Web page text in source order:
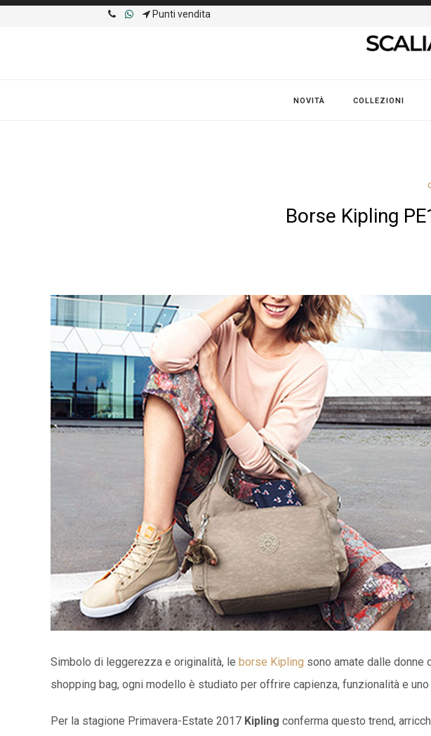
Punti vendita
NOVITÀ COLLEZIONI
Borse Kipling
Simbolo di leggerezza e originalità, le borse Kipling sono amate dalle donne
shopping bag, ogni modello è studiato per offrire capienza, funzionalità e
Per la stagione Primavera-Estate 2017 Kipling conferma questo trend,